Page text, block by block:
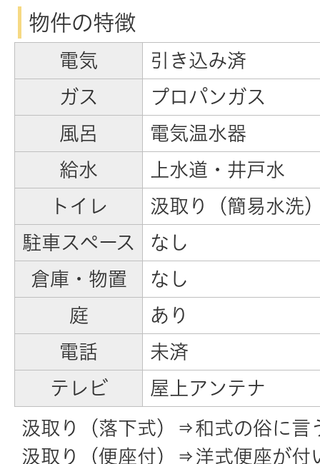
物件の特徴
電気
引き込み済
ガス
プロパンガス
風呂
電気温水器
給水
上水道・井戸水
トイレ
汲取り（簡易水洗
駐車スペース
なし
倉庫・物置
なし
庭
あり
電話
未済
テレビ
屋上アンテナ
汲取り（落下式）⇒和式の俗に言
汲取り（便座付）⇒洋式便座が付